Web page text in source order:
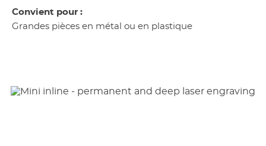
Convient pour :
Grandes pièces en métal ou en plastique